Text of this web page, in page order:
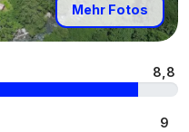
Mehr Fotos
8,8
9